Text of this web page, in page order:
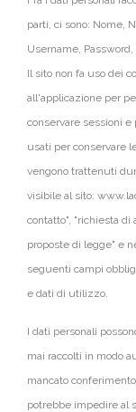
parti, ci sono: Nome,
Username,
Il sito non fa uso dei
all'applicazione per
conservare sessioni
usati per conservare
vengono trattenuti
visibile al sito:
contatto", "richiesta
proposte di legge" e
seguenti campi
e dati di utilizzo.
I dati personali
mai raccolti in modo
mancato
potrebbe impedire al